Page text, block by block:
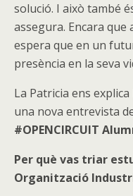
solució. I això també
assegura. Encara que
espera que en un
presència en la seva
La Patricia ens
una nova entrevista
#OPENCIRCUIT
Per què vas triar
Organització